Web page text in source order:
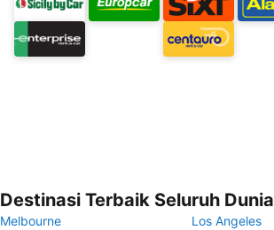
Destinasi Terbaik Seluruh Dunia
Melbourne
Los Angeles